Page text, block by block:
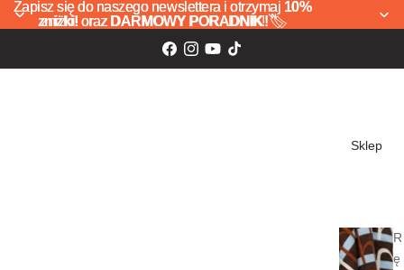
Zapisz się do naszego newslettera i otrzymaj 10%
zniżki! oraz DARMOWY PORADNIK!🏷️
Zapisz się do naszego newslettera i otrzymaj 10%
zniżki! oraz DARMOWY PORADNIK! 🏷️
Sklep
R
ę